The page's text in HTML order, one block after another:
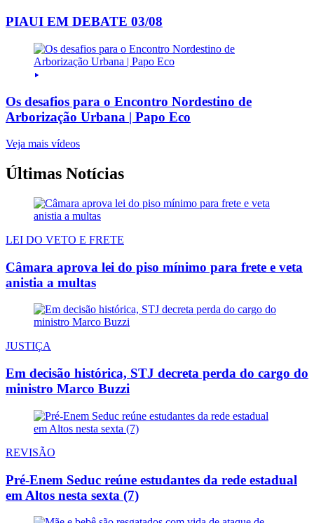
PIAUI EM DEBATE 03/08
Os desafios para o Encontro Nordestino de
Arborização Urbana | Papo Eco
Veja mais vídeos
Últimas Notícias
LEI DO VETO E FRETE
Câmara aprova lei do piso mínimo para frete e veta
anistia a multas
JUSTIÇA
Em decisão histórica, STJ decreta perda do cargo do
ministro Marco Buzzi
REVISÃO
Pré-Enem Seduc reúne estudantes da rede estadual
em Altos nesta sexta (7)